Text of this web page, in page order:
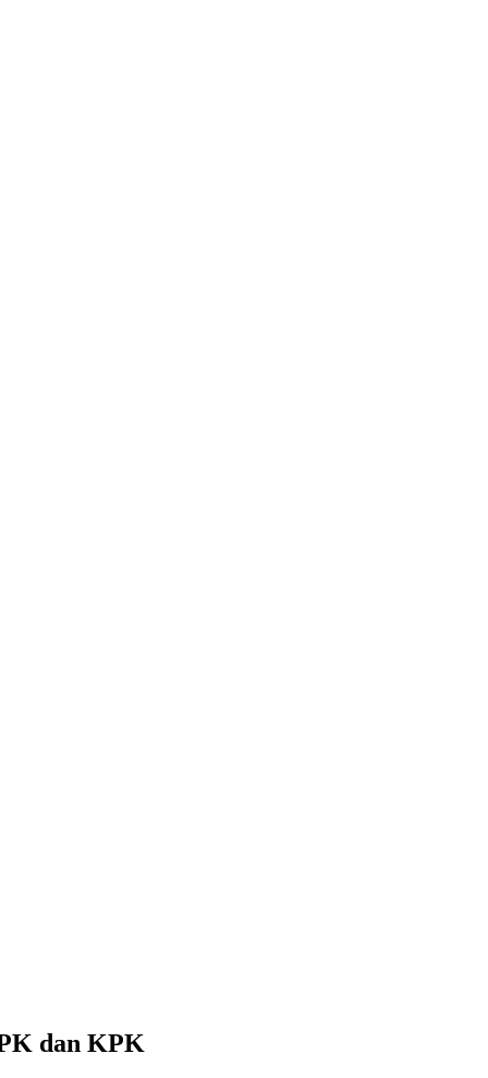
dan KPK